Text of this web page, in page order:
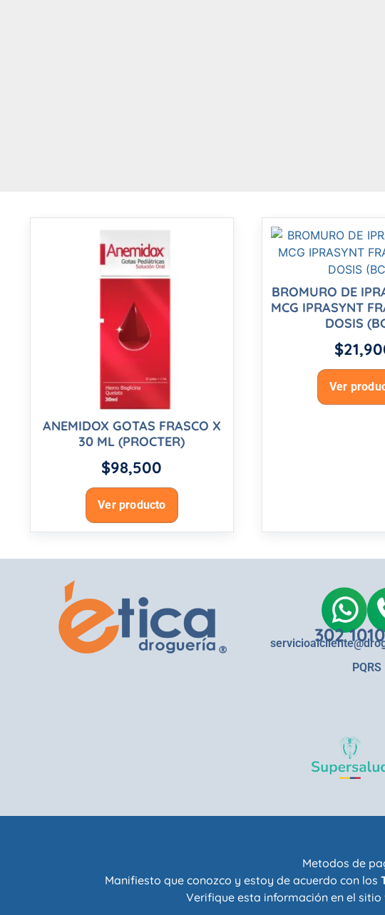
ANEMIDOX GOTAS FRASCO X
30 ML (PROCTER)
$98,500
Ver producto
BROMURO DE
MCG IPRASYNT
DOSIS
$
Ver
302
PQRS
Metodos de
Manifiesto que conozco y estoy de acuerdo con los
Verifique esta información en el sitio